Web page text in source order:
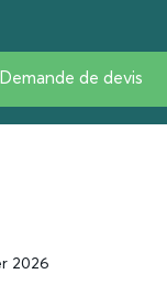
Demande de devis
2026